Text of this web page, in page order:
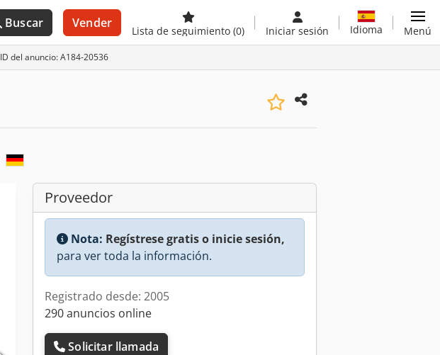
Buscar Vender
Lista de seguimiento (0) Iniciar sesión Idioma Menú
ID del anuncio: A184-20536
Proveedor
Nota: Regístrese gratis o inicie sesión,
para ver toda la información.
Registrado desde: 2005
290 anuncios online
Solicitar llamada